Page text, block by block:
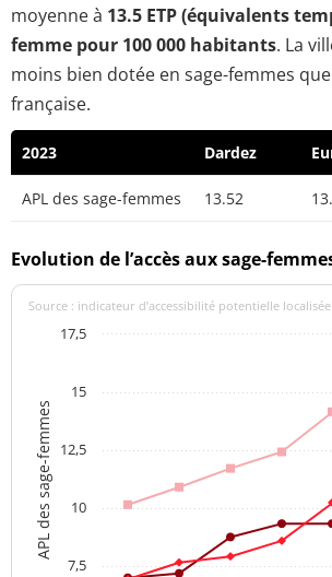
moyenne à 13.5 ETP (équivalents
femme pour 100 000 habitants. La
moins bien dotée en sage-femmes
française.
2023 Dardez
APL des sage-femmes 13.52
Evolution de l’accès aux sage-
APL des sage-femmes
Source : indicateur d’accessibilité potentielle localisée
7,5
10
12,5
15
17,5